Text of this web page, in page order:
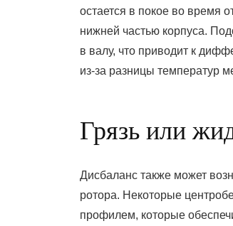
остается в покое во время
нижней частью корпуса.
в валу, что приводит к
из-за разницы
Грязь или
Дисбаланс также может
ротора. Некоторые
профилем, которые